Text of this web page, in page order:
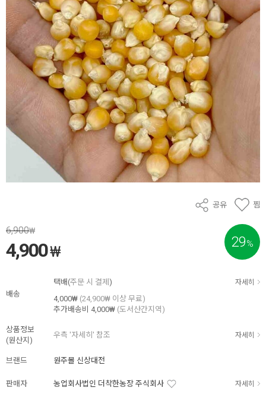
공유 찜
29%
6,900₩
4,900₩
배송
택배(주문 시 결제 ) 자세히
4,000₩ (24,900₩ 이상 무료)
추가배송비
4,000₩ (도서산간지역)
상품정보
(원산지)
우측 '자세히' 참조 자세히
브랜드 원주몰 신상대전
판매자 농업회사법인 더착한농장 주식회사 자세히